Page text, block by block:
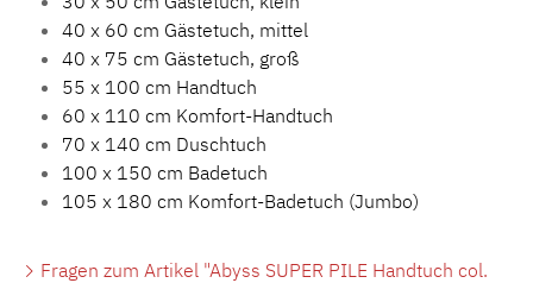
40 x 60 cm Gästetuch, mittel
40 x 75 cm Gästetuch, groß
55 x 100 cm Handtuch
60 x 110 cm Komfort-Handtuch
70 x 140 cm Duschtuch
100 x 150 cm Badetuch
105 x 180 cm Komfort-Badetuch (Jumbo)
Fragen zum Artikel "Abyss SUPER PILE Handtuch col.